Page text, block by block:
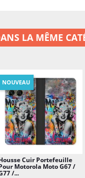
LA MÊME
Cuir Portefeuille
Motorola Moto G67 /
/...
NOUVEAU